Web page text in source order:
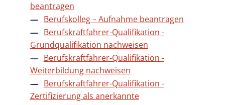
beantragen
Berufskolleg – Aufnahme beantragen
Berufskraftfahrer-Qualifikation -
Grundqualifikation nachweisen
Berufskraftfahrer-Qualifikation -
Weiterbildung nachweisen
Berufskraftfahrer-Qualifikation -
Zertifizierung als anerkannte